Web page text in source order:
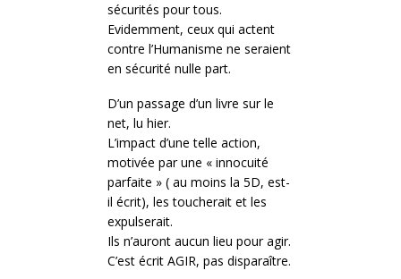
sécurités pour tous.
Evidemment, ceux qui actent
contre l’Humanisme ne seraient
en sécurité nulle part.
D’un passage d’un livre sur le
net, lu hier.
L’impact d’une telle action,
motivée par une « innocuité
parfaite » ( au moins la 5D, est-
il écrit), les toucherait et les
expulserait.
Ils n’auront aucun lieu pour agir.
C’est écrit AGIR, pas disparaître.